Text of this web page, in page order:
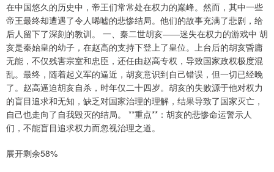
在中国悠久的历史中，帝王们常常处在权力的巅峰。然而，其中一些
帝王最终却遭遇了令人唏嘘的悲惨结局。他们的故事充满了悲剧，给
后人留下了深刻的教训。 一、秦二世胡亥——迷失在权力的游戏中 胡
亥是秦始皇的幼子，在赵高的支持下登上了皇位。上台后的胡亥昏庸
无能，不仅残害宗室和忠臣，还任由赵高专权，导致国家政权极度混
乱。最终，随着起义军的逼近，胡亥意识到自己错误，但一切已经晚
了。赵高逼迫胡亥自杀，时年仅二十四岁。胡亥的失败源于他对权力
的盲目追求和无知，缺乏对国家治理的理解，结果导致了国家灭亡，
自己也走向了自我毁灭的结局。 **重点**：胡亥的悲惨命运警示人
们，不能盲目追求权力而忽视治理之道。
展开剩余58%